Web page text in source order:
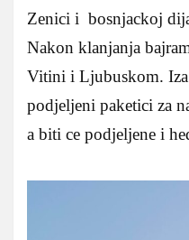
Zenici i bosnjackoj
Nakon klanjanja
Vitini i Ljubuskom.
podjeljeni paketici za
a biti ce podjeljene i